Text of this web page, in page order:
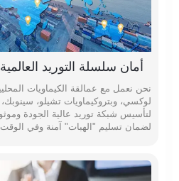
أمان سلسلة التوريد العالمية
نحن نعمل مع عمالقة الكيماويات
لوكسي، وبتروكيماويات تشيلو، سينوبك،
لتأسيس شبكة توريد عالية الجودة
لضمان تسليم "الهبات" آمنة وفي